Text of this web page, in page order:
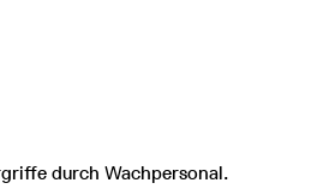
durch Wachpersonal.